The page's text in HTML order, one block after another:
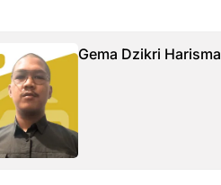
Gema Dzikri Harisma